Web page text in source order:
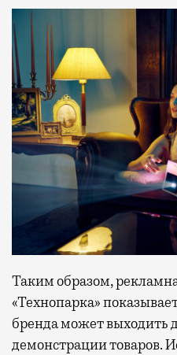
Таким образом,
«Технопарка»
бренда может выходить
демонстрации товаров.